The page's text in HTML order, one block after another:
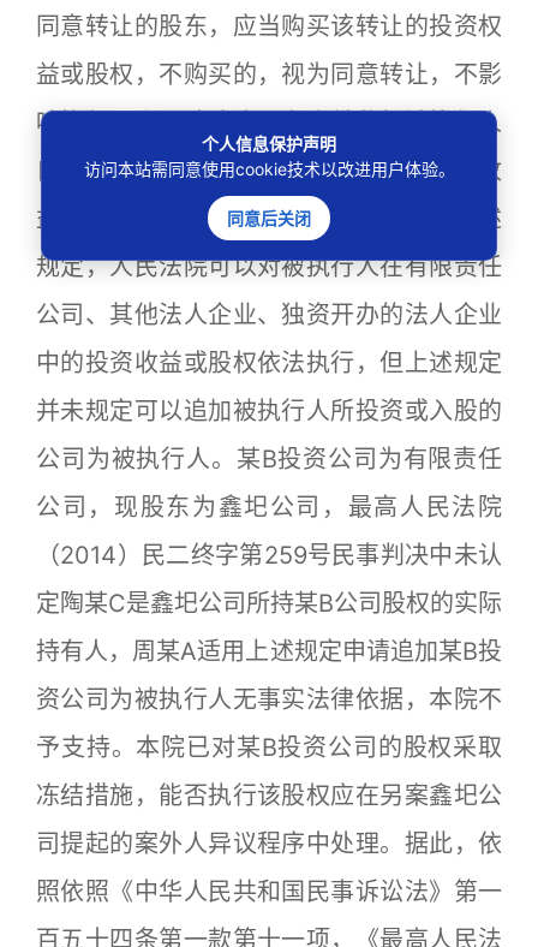
同意转让的股东，应当购买该转让的投资权
益或股权，不购买的，视为同意转让，不影
响执行。人民法院也可允许并监督被执行人
自行转让其投资权益或股权，将转让所得收
益用于清偿对申请执行人的债务。”根据上述
规定，人民法院可以对被执行人在有限责任
公司、其他法人企业、独资开办的法人企业
中的投资收益或股权依法执行，但上述规定
并未规定可以追加被执行人所投资或入股的
公司为被执行人。某B投资公司为有限责任
公司，现股东为鑫圯公司，最高人民法院
（2014）民二终字第259号民事判决中未认
定陶某C是鑫圯公司所持某B公司股权的实际
持有人，周某A适用上述规定申请追加某B投
资公司为被执行人无事实法律依据，本院不
予支持。本院已对某B投资公司的股权采取
冻结措施，能否执行该股权应在另案鑫圯公
司提起的案外人异议程序中处理。据此，依
照依照《中华人民共和国民事诉讼法》第一
百五十四条第一款第十一项，《最高人民法
个人信息保护声明
访问本站需同意使用cookie技术以改进用户体验。
同意后关闭